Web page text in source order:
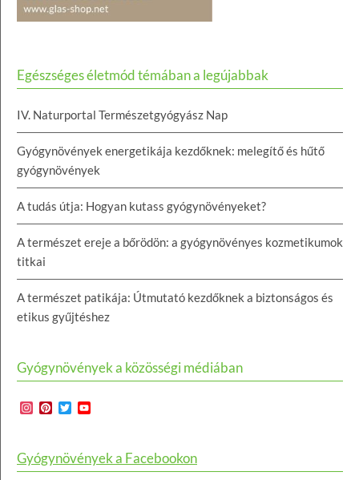
Egészséges életmód témában a legújabbak
IV. Naturportal Természetgyógyász Nap
Gyógynövények energetikája kezdőknek: melegítő és hűtő
gyógynövények
A tudás útja: Hogyan kutass gyógynövényeket?
A természet ereje a bőrödön: a gyógynövényes kozmetikumok
titkai
A természet patikája: Útmutató kezdőknek a biztonságos és
etikus gyűjtéshez
Gyógynövények a közösségi médiában
Instagram
Pinterest
Twitter
Gyógynövények a Facebookon